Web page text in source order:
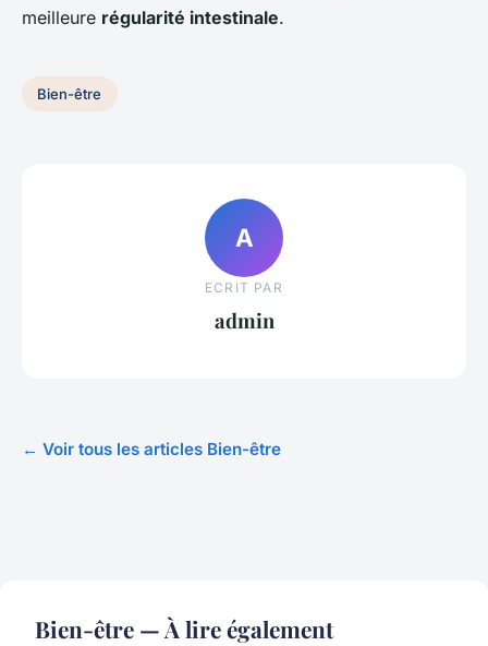
meilleure régularité intestinale.
Bien-être
A
ECRIT PAR
admin
← Voir tous les articles Bien-être
Bien-être — À lire également